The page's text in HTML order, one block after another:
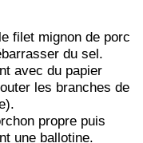
filet mignon de porc
du sel.
avec du papier
les branches de
propre puis
une ballotine.